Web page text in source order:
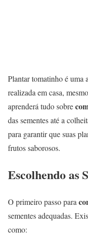
Plantar tomatinho é uma
realizada em casa,
aprenderá tudo sobre
das sementes até a
para garantir que suas
frutos saborosos.
Escolhendo as
O primeiro passo para
sementes adequadas.
como: